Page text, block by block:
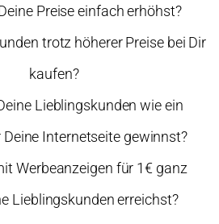
Preise einfach erhöhst?
trotz höherer Preise bei Dir
kaufen?
Lieblingskunden wie ein
Internetseite gewinnst?
Werbeanzeigen für 1€ ganz
Lieblingskunden erreichst?